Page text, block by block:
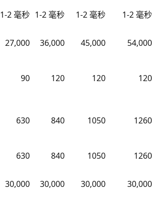
1-2 毫秒 1-2 毫秒 1-2 毫秒
1-2 毫秒
27,000 36,000 45,000
54,000
90 120 120 120
630 840 1050 1260
630 840 1050
1260
30,000 30,000 30,000
30,000